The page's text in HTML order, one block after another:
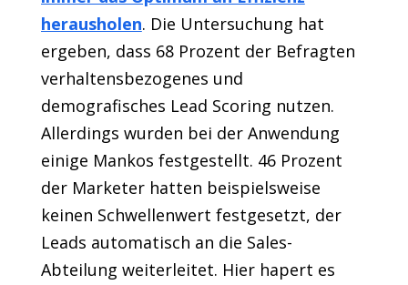
herausholen. Die Untersuchung hat
ergeben, dass 68 Prozent der Befragten
verhaltensbezogenes und
demografisches Lead Scoring nutzen.
Allerdings wurden bei der Anwendung
einige Mankos festgestellt. 46 Prozent
der Marketer hatten beispielsweise
keinen Schwellenwert festgesetzt, der
Leads automatisch an die Sales-
Abteilung weiterleitet. Hier hapert es